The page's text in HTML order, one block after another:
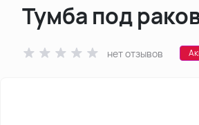
Тумба под
нет отзывов